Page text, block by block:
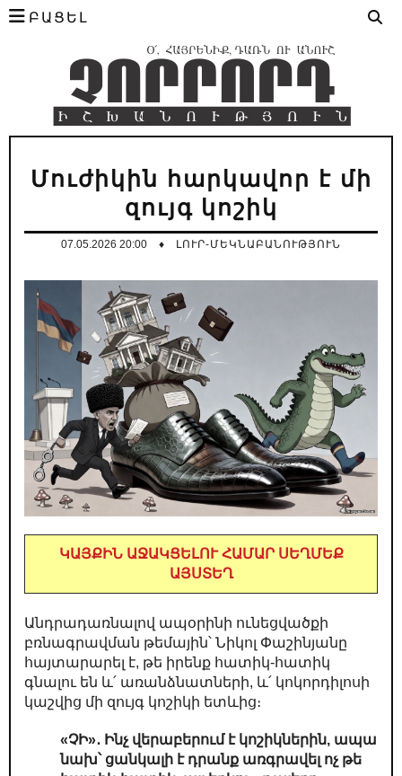
ԲԱՑԵԼ
Մուժիկին հարկավոր է մի
զույգ կոշիկ
07.05.2026 20:00 ♦ ԼՈՒՐ-ՄԵԿՆԱԲԱՆՈՒԹՅՈՒՆ
ԿԱՅՔԻՆ ԱՋԱԿՑԵԼՈՒ ՀԱՄԱՐ ՍԵՂՄԵՔ
ԱՅՍՏԵՂ
Անդրադառնալով ապօրինի ունեցվածքի
բռնագրավման թեմային՝ Նիկոլ Փաշինյանը
հայտարարել է, թե իրենք հատիկ-հատիկ
գնալու են և՛ առանձնատների, և՛ կոկորդիլոսի
կաշվից մի զույգ կոշիկի ետևից։
«ՉԻ»․ Ինչ վերաբերում է կոշիկներին, ապա
նախ՝ ցանկալի է դրանք առգրավել ոչ թե